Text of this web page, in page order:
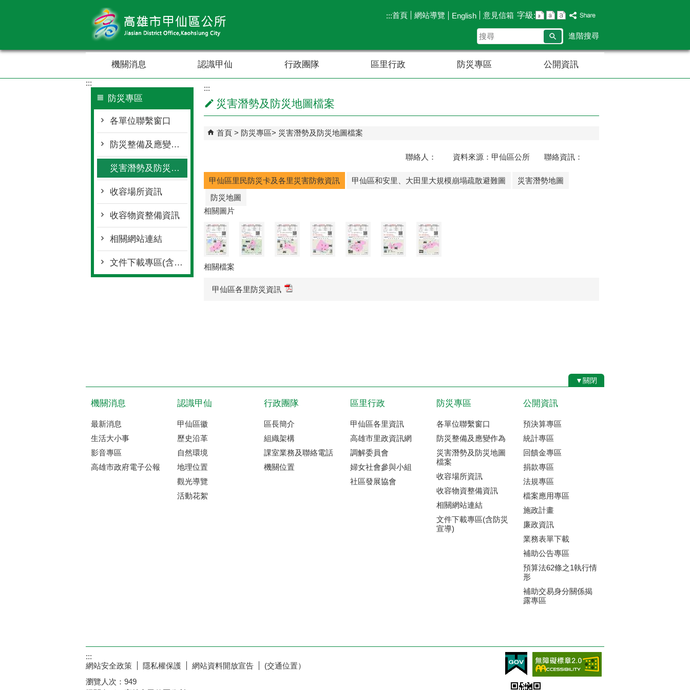
:::首頁 網站導覽 English 意見信箱 字級:
搜
尋
進階搜尋
機關消息 認識甲仙 行政團隊 區里行政 防災專區 公開資訊
:::
防災專區
各單位聯繫窗口
防災整備及應變作為
災害潛勢及防災地圖檔案
收容場所資訊
收容物資整備資訊
相關網站連結
文件下載專區(含防災宣導)
:::
災害潛勢及防災地圖檔案
首頁 防災專區 災害潛勢及防災地圖檔案
聯絡人： 資料來源：甲仙區公所 聯絡資訊：
甲仙區里民防災卡及各里災害防救資訊 甲仙區和安里、大田里大規模崩塌疏散避難圖
災害潛勢地圖
防災地圖
相關圖片
相關檔案
甲仙區各里防災資訊
▼關閉
機關消息
最新消息
生活大小事
影音專區
高雄市政府電子公報
認識甲仙
甲仙區徽
歷史沿革
自然環境
地理位置
觀光導覽
活動花絮
行政團隊
區長簡介
組織架構
課室業務及聯絡電話
機關位置
區里行政
甲仙區各里資訊
高雄市里政資訊網
調解委員會
婦女社會參與小組
社區發展協會
防災專區
各單位聯繫窗口
防災整備及應變作為
災害潛勢及防災地圖
檔案
收容場所資訊
收容物資整備資訊
相關網站連結
文件下載專區(含防災
宣導)
公開資訊
預決算專區
統計專區
回饋金專區
捐款專區
法規專區
檔案應用專區
施政計畫
廉政資訊
業務表單下載
補助公告專區
預算法62條之1執行情
形
補助交易身分關係揭
露專區
:::
網站安全政策
隱私權保護 網站資料開放宣告
(交通位置）
瀏覽人次： 949